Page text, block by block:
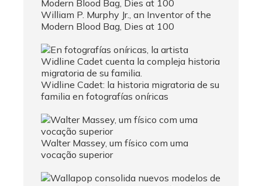
William P. Murphy Jr., an Inventor of the
Modern Blood Bag, Dies at 100
Widline Cadet: la historia migratoria de su
familia en fotografías oníricas
Walter Massey, um físico com uma
vocação superior